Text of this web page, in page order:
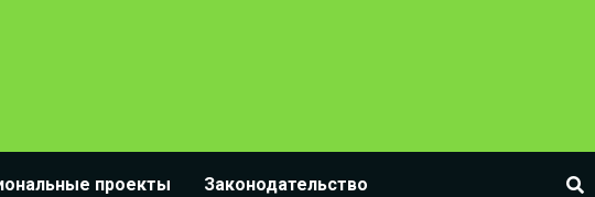
проекты Законодательство